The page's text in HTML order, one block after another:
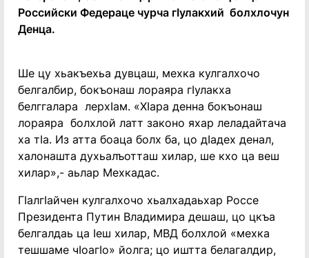
Российски Федераце чурча гӀулакхий болхлочун
Денца.
Ше цу хьакъехьа дувцаш, мехка кулгалхочо
белгалбир, бокъонаш лораяра гIулакха
белггалара лерхӀам. «Хӏара денна бокъонаш
лораяра болхлой латт законо яхар леладайтача
ха тӀа. Из атта боаца болх ба, цо дӀадех денал,
халонашта духьалъотташ хилар, ше кхо ца веш
хилар»,- аьлар Мехкадас.
ГӏалгӀайчен кулгалхочо хьалхадаьхар Россе
Президента Путин Владимира дешаш, цо цкъа
белгалдаь ца Ӏеш хилар, МВД болхлой «мехка
тешшаме чӀоагӀо» йолга; цо иштта белагалдир,